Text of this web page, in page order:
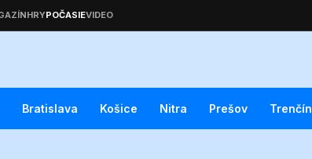
Bratislava Košice Nitra Prešov Trenčín